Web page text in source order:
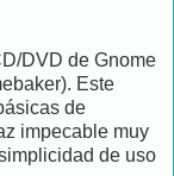
DVD de Gnome
Este
de
impecable muy
de uso